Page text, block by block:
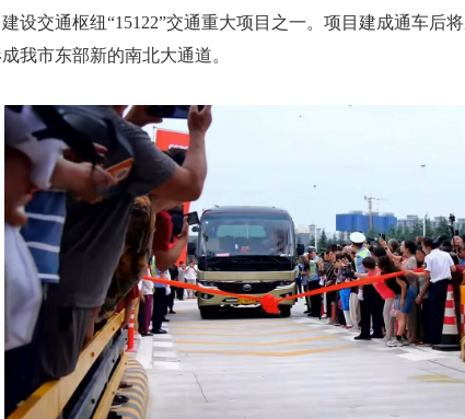
设交通枢纽“15122”交通重大项目之一。项目建成通车后
我市东部新的南北大通道。